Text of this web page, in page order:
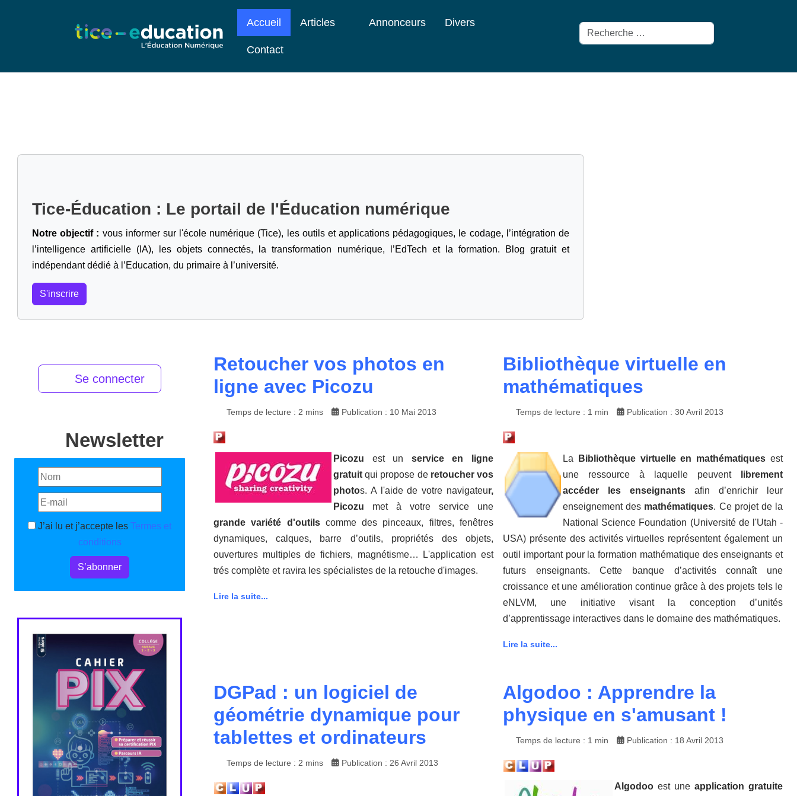
Accueil Articles Annonceurs Divers
Contact
Rechercher
Tice-Éducation : Le portail de l'Éducation numérique
Notre objectif : vous informer sur l'école numérique (Tice), les outils et applications pédagogiques, le codage,
l’intégration de
l’intelligence artificielle (IA), les objets connectés, la transformation numérique, l’EdTech et la formation. Blog gratuit et
indépendant dédié à l’Education, du primaire à l’université.
S'inscrire
Se connecter
Newsletter
J’ai lu et j’accepte les Termes et
conditions
S’abonner
Retoucher vos photos en
ligne avec Picozu
Temps de lecture : 2 mins Publication : 10 Mai 2013
Picozu est un service en ligne
gratuit qui propose deretoucher vos
photos. A l'aide de votre navigateur,
Picozu met à votre service une
grande variété d'outils comme des pinceaux, filtres, fenêtres
dynamiques, calques, barre d’outils, propriétés des objets,
ouvertures multiples de fichiers, magnétisme… L'application est
trés complète et ravira les spécialistes de la retouche d'images.
Lire la suite...
Bibliothèque virtuelle en
mathématiques
Temps de lecture : 1 min Publication : 30 Avril 2013
La Bibliothèque virtuelle en mathématiques est
une ressource à laquelle peuvent
librement
accéder les enseignants afin d’enrichir leur
enseignement des mathématiques. Ce projet de la
National Science Foundation (Université de l'Utah -
USA) présente des activités virtuelles représentent également un
outil important pour la formation mathématique des enseignants et
futurs enseignants. Cette banque d’activités connaît une
croissance et une amélioration continue grâce à des projets tels le
eNLVM, une initiative visant la conception d’unités
d’apprentissage interactives dans le domaine des mathématiques.
Lire la suite...
DGPad : un logiciel de
géométrie dynamique pour
tablettes et ordinateurs
Temps de lecture : 2 mins Publication : 26 Avril 2013
Algodoo : Apprendre la
physique en s'amusant !
Temps de lecture : 1 min Publication : 18 Avril 2013
Algodoo est une application gratuite